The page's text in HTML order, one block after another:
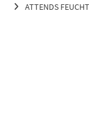
ATTENDS